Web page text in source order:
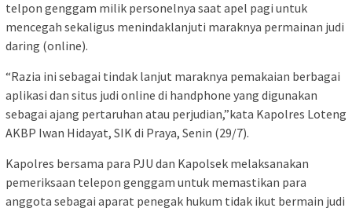
telpon genggam milik personelnya saat apel pagi untuk
mencegah sekaligus menindaklanjuti maraknya permainan judi
daring (online).
“Razia ini sebagai tindak lanjut maraknya pemakaian berbagai
aplikasi dan situs judi online di handphone yang digunakan
sebagai ajang pertaruhan atau perjudian,”kata Kapolres Loteng
AKBP Iwan Hidayat, SIK di Praya, Senin (29/7).
Kapolres bersama para PJU dan Kapolsek melaksanakan
pemeriksaan telepon genggam untuk memastikan para
anggota sebagai aparat penegak hukum tidak ikut bermain judi